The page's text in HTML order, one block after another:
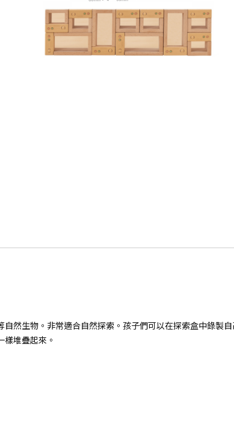
然生物。非常適合自然探索。孩子們可以在探索盒中錄製
堆疊起來。